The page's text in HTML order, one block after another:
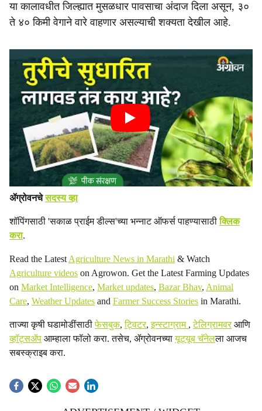
या कालावधीत जिल्ह्यात मुसळधार पावसाचा अंदाज दिला असून, ३०
ते ४० किमी वेगाने वारे वाहणार असल्याची शक्यता देखील आहे.
ॲग्रोवनचेसदस्य व्हा
शॉपिंगसाठी 'सकाळ प्राईम डील्स'च्या भन्नाट ऑफर्स पाहण्यासाठीक्लिक
करा.
Read the Latest Agriculture News in Marathi & Watch
Agriculture videos on Agrowon. Get the Latest Farming Updates
on Market Intelligence, Market updates, Bazar Bhav, Animal
Care, Weather Updates and Farmer Success Stories in Marathi.
ताज्या कृषी घडामोडींसाठीफेसबुक,ट्विटर,इन्स्टाग्राम ,टेलिग्रामवरआणि
व्हॉट्सॲप आम्हाला फॉलो करा. तसेच, ॲग्रोवनच्यायूट्यूब चॅनेलला आजच
सबस्क्राइब करा.